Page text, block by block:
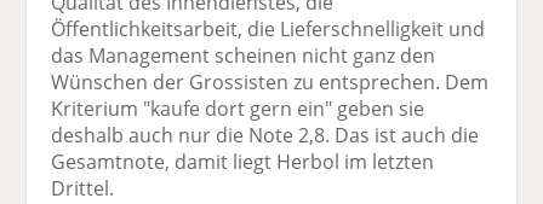
Öffentlichkeitsarbeit, die Lieferschnelligkeit und
das Management scheinen nicht ganz den
Wünschen der Grossisten zu entsprechen. Dem
Kriterium "kaufe dort gern ein" geben sie
deshalb auch nur die Note 2,8. Das ist auch die
Gesamtnote, damit liegt Herbol im letzten
Drittel.